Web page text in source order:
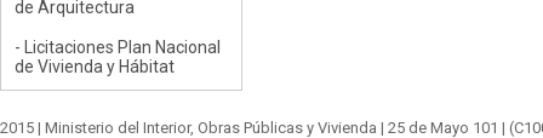
de Arquitectura
- Licitaciones Plan Nacional
de Vivienda y Hábitat
2015 | Ministerio del Interior, Obras Públicas y Vivienda | 25 de Mayo 101 |